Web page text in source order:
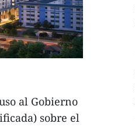
al Gobierno
sobre el